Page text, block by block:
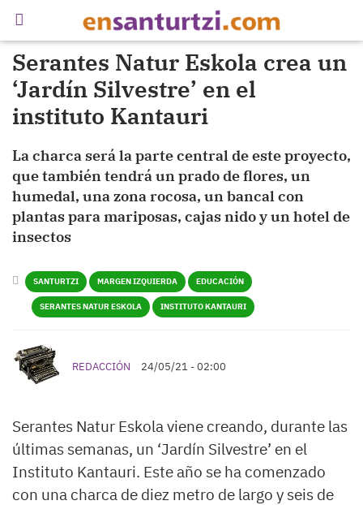
Serantes Natur Eskola crea un
‘Jardín Silvestre’ en el
instituto Kantauri
La charca será la parte central de este proyecto,
que también tendrá un prado de flores, un
humedal, una zona rocosa, un bancal con
plantas para mariposas, cajas nido y un hotel de
insectos
SANTURTZI MARGEN IZQUIERDA EDUCACIÓN
SERANTES NATUR ESKOLA INSTITUTO KANTAURI
REDACCIÓN 24/05/21 - 02:00
Serantes Natur Eskola viene creando, durante las
últimas semanas, un ‘Jardín Silvestre’ en el
Instituto Kantauri. Este año se ha comenzado
con una charca de diez metro de largo y seis de